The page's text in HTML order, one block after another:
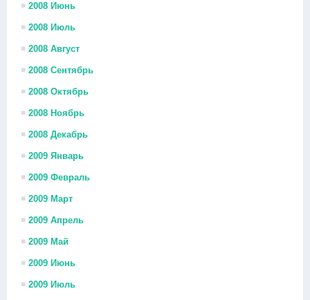
2008 Июнь
2008 Июль
2008 Август
2008 Сентябрь
2008 Октябрь
2008 Ноябрь
2008 Декабрь
2009 Январь
2009 Февраль
2009 Март
2009 Апрель
2009 Май
2009 Июнь
2009 Июль